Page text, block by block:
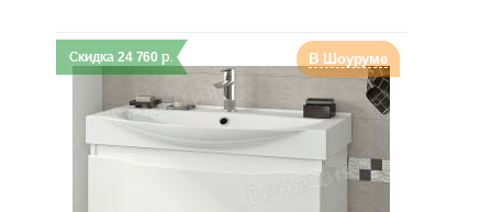
Скидка 24 760 р. В Шоуруме